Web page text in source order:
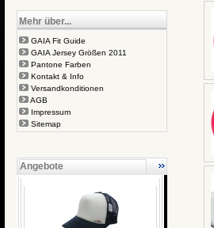
Mehr über...
GAIA Fit Guide
GAIA Jersey Größen 2011
Pantone Farben
Kontakt & Info
Versandkonditionen
AGB
Impressum
Sitemap
Angebote